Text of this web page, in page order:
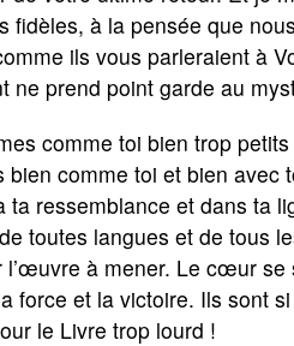
fidèles, à la pensée que
ils vous parleraient à
ne prend point garde au
comme toi bien trop
comme toi et bien avec
ta ressemblance et dans ta
toutes langues et de tous
l’œuvre à mener. Le cœur
force et la victoire. Ils sont
le Livre trop lourd !